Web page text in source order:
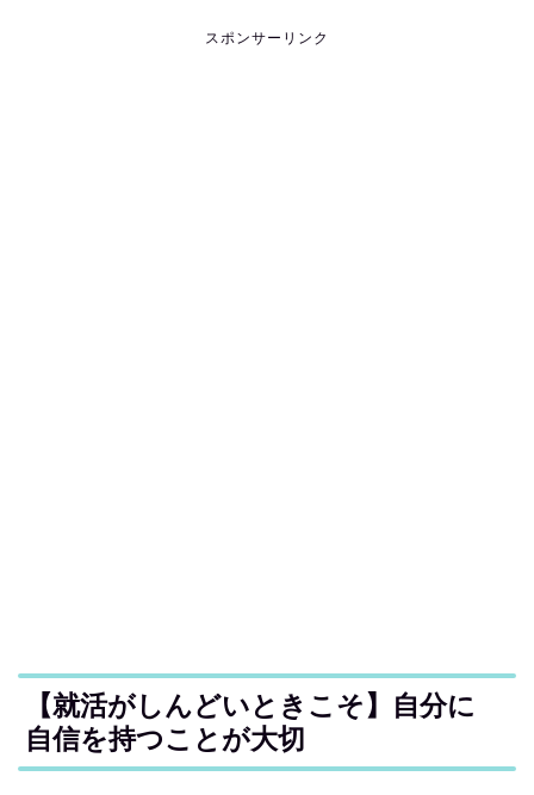
スポンサーリンク
【就活がしんどいときこそ】自分に
自信を持つことが大切